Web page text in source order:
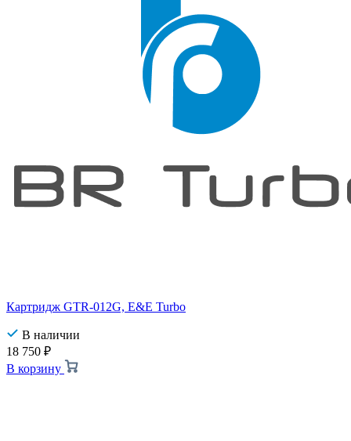
Картридж GTR-012G, E&E Turbo
В наличии
18 750 ₽
В корзину